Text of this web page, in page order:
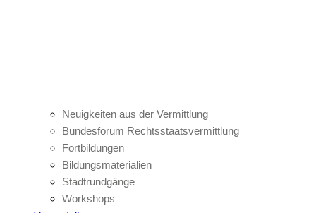
Neuigkeiten aus der Vermittlung
Bundesforum Rechtsstaatsvermittlung
Fortbildungen
Bildungsmaterialien
Stadtrundgänge
Workshops